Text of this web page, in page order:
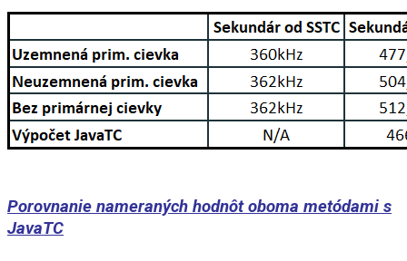
Porovnanie nameraných hodnôt oboma metódami s
JavaTC